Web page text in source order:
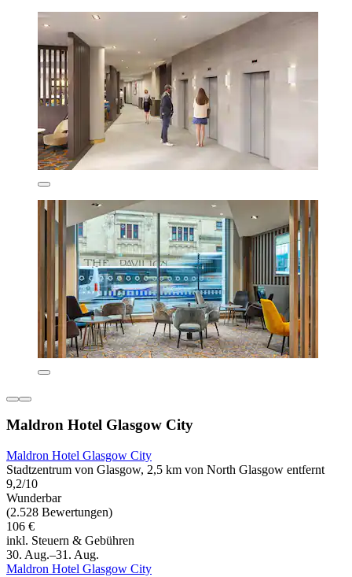
Maldron Hotel Glasgow City
Maldron Hotel Glasgow City
Stadtzentrum von Glasgow, 2,5 km von North Glasgow entfernt
9,2/10
Wunderbar
(2.528 Bewertungen)
106 €
inkl. Steuern & Gebühren
30. Aug.–31. Aug.
Maldron Hotel Glasgow City